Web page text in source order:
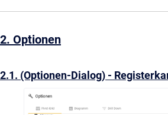
2. Optionen
2.1. (Optionen-Dialog) -